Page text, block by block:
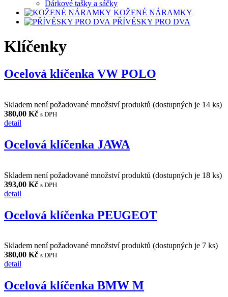
Dárkové tašky a sáčky
KOŽENÉ NÁRAMKY
PŘÍVĚSKY PRO DVA
Klíčenky
Ocelová klíčenka VW POLO
Skladem není požadované množství produktů (dostupných je 14 ks)
380,00 Kč s DPH
detail
Ocelová klíčenka JAWA
Skladem není požadované množství produktů (dostupných je 18 ks)
393,00 Kč s DPH
detail
Ocelová klíčenka PEUGEOT
Skladem není požadované množství produktů (dostupných je 7 ks)
380,00 Kč s DPH
detail
Ocelová klíčenka BMW M